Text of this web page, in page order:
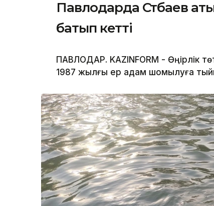
Павлодарда Сәтбаев
батып кетті
ПАВЛОДАР. KAZINFORM - Өңірлік
1987 жылғы ер адам шомылуға